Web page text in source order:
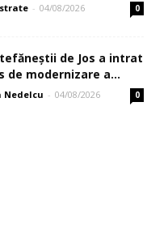
- 04/08/2026 0
de Jos a intrat
de modernizare a...
Nedelcu - 04/08/2026 0